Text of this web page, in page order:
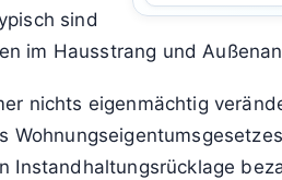
sind
im Hausstrang und
nichts eigenmächtig
Instandhaltungsrücklage